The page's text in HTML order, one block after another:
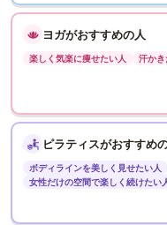
ヨガがおすすめの人
楽しく気楽に痩せたい人 汗かき
ピラティスがおすすめ
ボディラインを美しく見せたい人
女性だけの空間で楽しく続けたい